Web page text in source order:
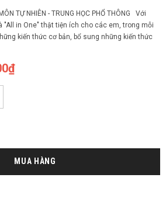
TỰ NHIÊN - TRUNG HỌC PHỔ THÔNG Với
"All in One" thật tiện ích cho các em, trong mỗi
kiến thức cơ bản, bổ sung những kiến thức